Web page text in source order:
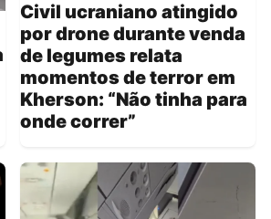
Civil ucraniano atingido
por drone durante venda
de legumes relata
momentos de terror em
Kherson: “Não tinha para
onde correr”